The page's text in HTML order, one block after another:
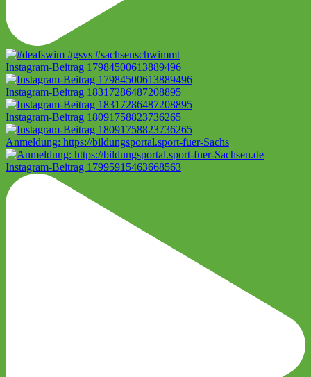
Instagram-Beitrag 17984500613889496
Instagram-Beitrag 18317286487208895
Instagram-Beitrag 18091758823736265
Anmeldung: https://bildungsportal.sport-fuer-Sachs
Instagram-Beitrag 17995915463668563